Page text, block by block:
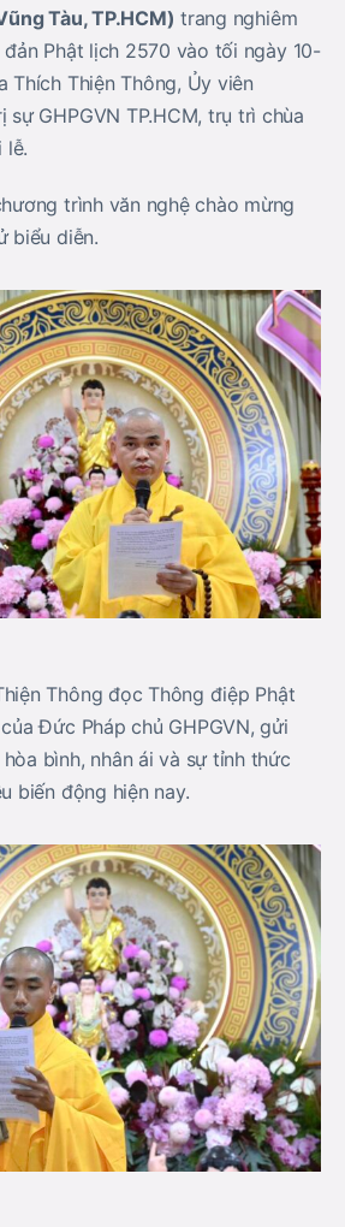
Tàu, TP.HCM) trang nghiêm
Phật lịch 2570 vào tối ngày 10-
Thích Thiện Thông, Ủy viên
sự GHPGVN TP.HCM, trụ trì chùa
lễ.
trình văn nghệ chào mừng
biểu diễn.
Thông đọc Thông điệp Phật
Đức Pháp chủ GHPGVN, gửi
bình, nhân ái và sự tỉnh thức
biến động hiện nay.